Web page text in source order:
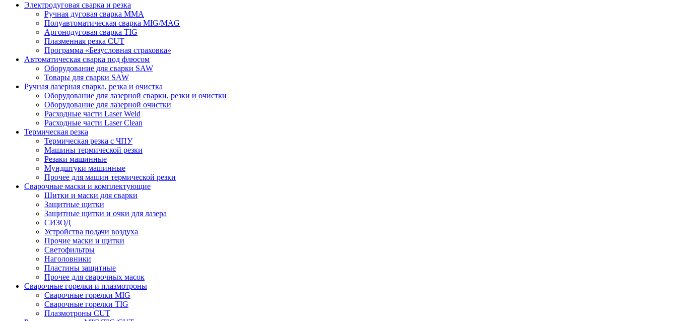
Электродуговая сварка и резка
Ручная дуговая сварка MMA
Полуавтоматическая сварка MIG/MAG
Аргонодуговая сварка TIG
Плазменная резка CUT
Программа «Безусловная страховка»
Автоматическая сварка под флюсом
Оборудование для сварки SAW
Товары для сварки SAW
Ручная лазерная сварка, резка и очистка
Оборудование для лазерной сварки, резки и очистки
Оборудование для лазерной очистки
Расходные части Laser Weld
Расходные части Laser Clean
Термическая резка
Термическая резка с ЧПУ
Машины термической резки
Резаки машинные
Мундштуки машинные
Прочее для машин термической резки
Сварочные маски и комплектующие
Щитки и маски для сварки
Защитные щитки
Защитные щитки и очки для лазера
СИЗОД
Устройства подачи воздуха
Прочие маски и щитки
Светофильтры
Наголовники
Пластины защитные
Прочее для сварочных масок
Сварочные горелки и плазмотроны
Сварочные горелки MIG
Сварочные горелки TIG
Плазмотроны CUT